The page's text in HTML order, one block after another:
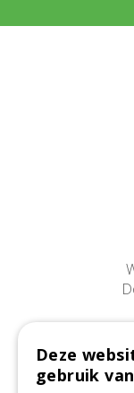
Deze
gebruik